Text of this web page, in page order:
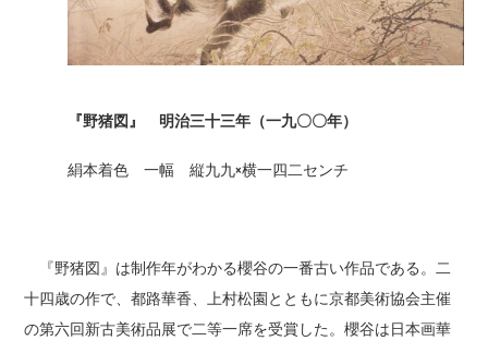
『野猪図』 明治三十三年（一九〇〇年）
絹本着色 一幅 縦九九×横一四二センチ
『野猪図』は制作年がわかる櫻谷の一番古い作品である。二
十四歳の作で、都路華香、上村松園とともに京都美術協会主催
の第六回新古美術品展で二等一席を受賞した。櫻谷は日本画華